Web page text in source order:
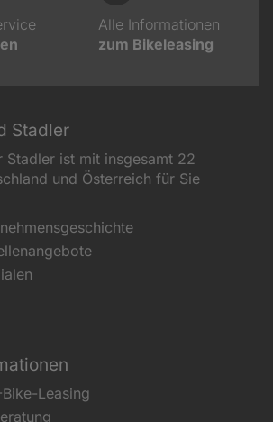
Alle Informationen
zum Bikeleasing
Stadler
Stadler ist mit insgesamt 22
und Österreich für Sie
Leasing